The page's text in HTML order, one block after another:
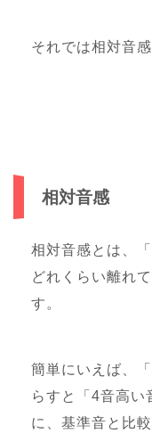
それでは相対音
相対音感
相対音感とは、
どれくらい離れ
す。
簡単にいえば、
らすと「4音高い
に、基準音と比